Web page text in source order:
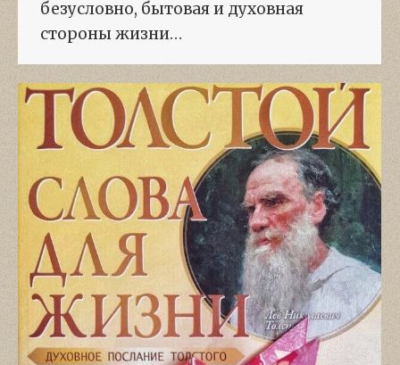
безусловно, бытовая и духовная
стороны жизни…